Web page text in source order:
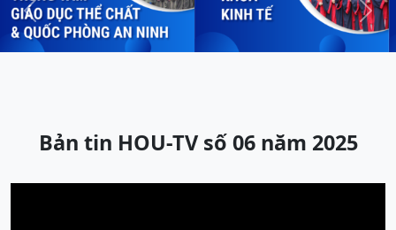
Previous Next
Bản tin HOU-TV số 06 năm 2025